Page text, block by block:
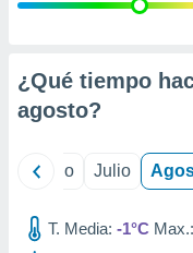
e
mediante
publicidad
¿Qué tiempo
agosto?
Junio Julio
T. Media: -1°C Max.: